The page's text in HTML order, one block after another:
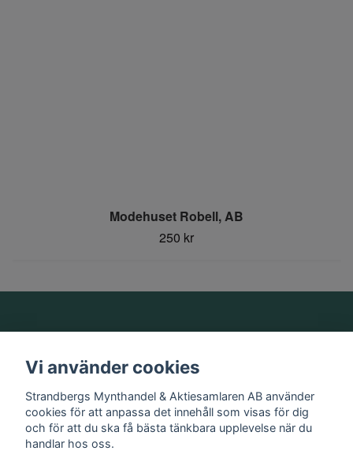
Modehuset Robell, AB
250 kr
Information
Sociala medier
Vi använder cookies
Strandbergs Mynthandel & Aktiesamlaren AB använder
cookies för att anpassa det innehåll som visas för dig
och för att du ska få bästa tänkbara upplevelse när du
handlar hos oss.